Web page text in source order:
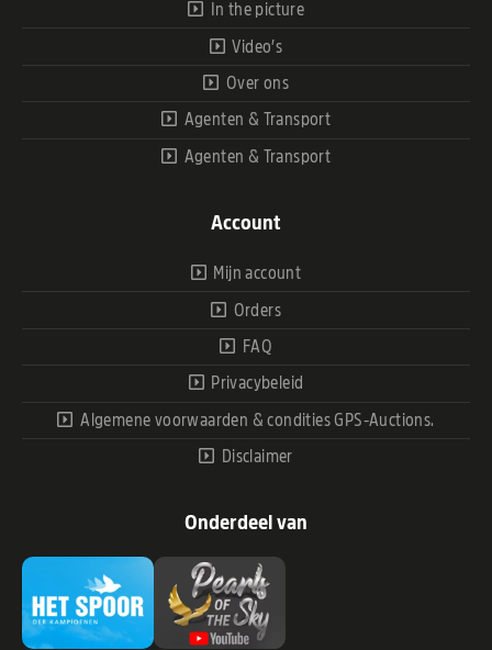
In the picture
Video’s
Over ons
Agenten & Transport
Agenten & Transport
Account
Mijn account
Orders
FAQ
Privacybeleid
Algemene voorwaarden & condities GPS-Auctions.
Disclaimer
Onderdeel van